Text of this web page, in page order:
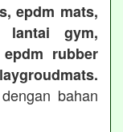
epdm mats,
lantai gym,
rubber
bahan